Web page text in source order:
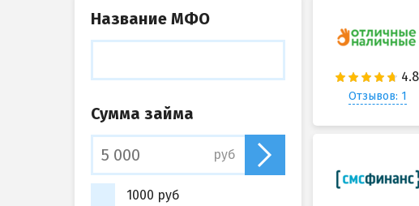
Отзывов: 1
Название МФО
Сумма займа
руб
1000 руб